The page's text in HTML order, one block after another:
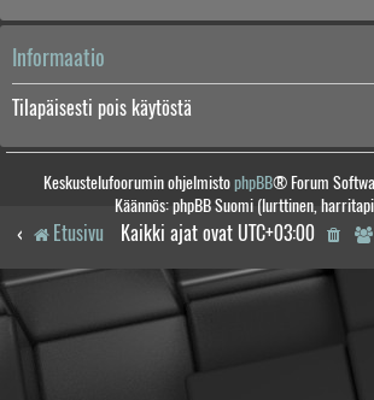
Informaatio
Tilapäisesti pois käytöstä
Keskustelufoorumin ohjelmistophpBB® Forum
Käännös: phpBB Suomi (lurttinen,
Etusivu Kaikki ajat ovat UTC+03:00